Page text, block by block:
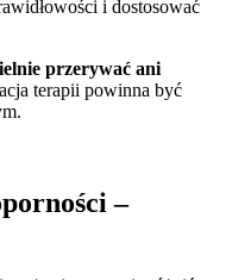
i dostosować
przerywać ani
terapii powinna być
–